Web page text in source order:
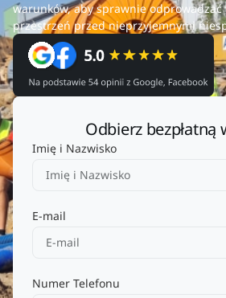
warunków, aby sprawnie
przestrzeń przed nieprzyjemnymi
Odbierz bezpłatną
Imię i Nazwisko
E-mail
Numer Telefonu